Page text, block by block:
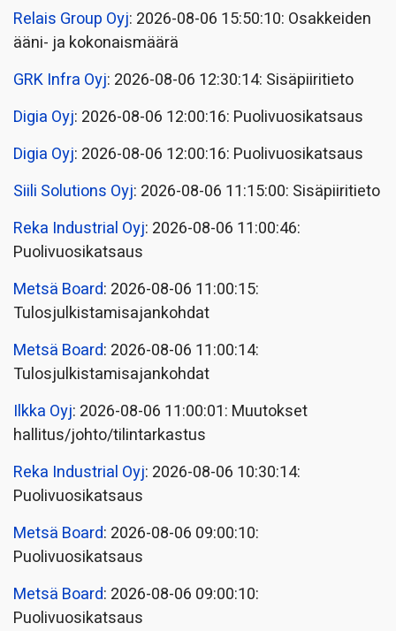
Relais Group Oyj: 2026-08-06 15:50:10: Osakkeiden
ääni- ja kokonaismäärä
GRK Infra Oyj: 2026-08-06 12:30:14: Sisäpiiritieto
Digia Oyj: 2026-08-06 12:00:16: Puolivuosikatsaus
Digia Oyj: 2026-08-06 12:00:16: Puolivuosikatsaus
Siili Solutions Oyj: 2026-08-06 11:15:00: Sisäpiiritieto
Reka Industrial Oyj: 2026-08-06 11:00:46:
Puolivuosikatsaus
Metsä Board: 2026-08-06 11:00:15:
Tulosjulkistamisajankohdat
Metsä Board: 2026-08-06 11:00:14:
Tulosjulkistamisajankohdat
Ilkka Oyj: 2026-08-06 11:00:01: Muutokset
hallitus/johto/tilintarkastus
Reka Industrial Oyj: 2026-08-06 10:30:14:
Puolivuosikatsaus
Metsä Board: 2026-08-06 09:00:10:
Puolivuosikatsaus
Metsä Board: 2026-08-06 09:00:10:
Puolivuosikatsaus